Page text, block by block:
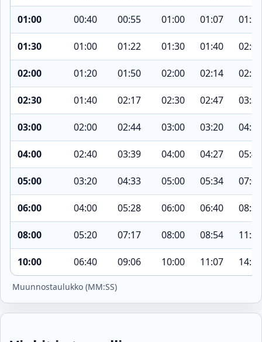
Muunnostaulukko (MM:SS)
01:00 00:40 00:55 01:00 01:07 01:26
01:30 01:00 01:22 01:30 01:40 02:09
02:00 01:20 01:50 02:00 02:14 02:52
02:30 01:40 02:17 02:30 02:47 03:35
03:00 02:00 02:44 03:00 03:20 04:18
04:00 02:40 03:39 04:00 04:27 05:43
05:00 03:20 04:33 05:00 05:34 07:09
06:00 04:00 05:28 06:00 06:40 08:35
08:00 05:20 07:17 08:00 08:54 11:26
10:00 06:40 09:06 10:00 11:07 14:18